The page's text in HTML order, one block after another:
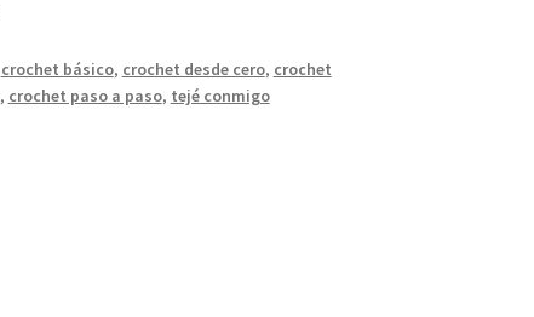
crochet básico, crochet desde cero, crochet
, crochet paso a paso, tejé conmigo